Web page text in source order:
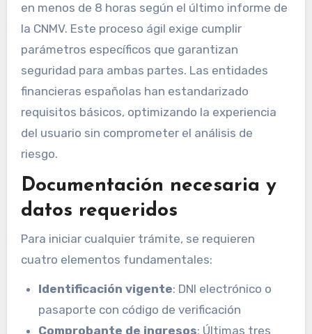
en menos de 8 horas según el último informe de
la CNMV. Este proceso ágil exige cumplir
parámetros específicos que garantizan
seguridad para ambas partes. Las entidades
financieras españolas han estandarizado
requisitos básicos, optimizando la experiencia
del usuario sin comprometer el análisis de
riesgo.
Documentación necesaria y
datos requeridos
Para iniciar cualquier trámite, se requieren
cuatro elementos fundamentales:
Identificación vigente: DNI electrónico o
pasaporte con código de verificación
Comprobante de ingresos: Últimas tres